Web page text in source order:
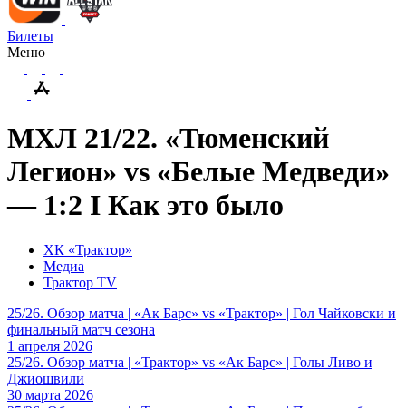
Билеты
Меню
МХЛ 21/22. «Тюменский
Легион» vs «Белые Медведи»
— 1:2 I Как это было
ХК «Трактор»
Медиа
Трактор TV
25/26. Обзор матча | «Ак Барс» vs «Трактор» | Гол Чайковски и
финальный матч сезона
1 апреля 2026
25/26. Обзор матча | «Трактор» vs «Ак Барс» | Голы Ливо и
Джиошвили
30 марта 2026